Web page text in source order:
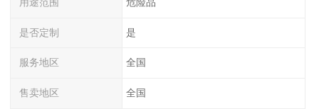
是否定制 是
服务地区 全国
售卖地区 全国